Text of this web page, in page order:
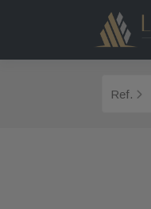
Ref.